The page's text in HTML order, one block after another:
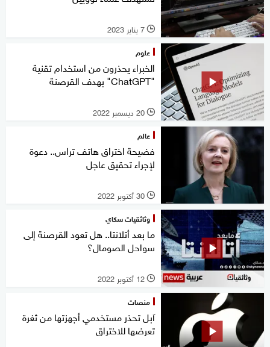
l 7 يناير 2023
علوم
الخبراء يحذرون من استخدام تقنية
"ChatGPT" بهدف القرصنة
l 20 ديسمبر 2022
عالم
فضيحة اختراق هاتف تراس.. دعوة
لإجراء تحقيق عاجل
l 30 أكتوبر 2022
وثائقيات سكاي
ما بعد أتلانتا.. هل تعود القرصنة إلى
سواحل الصومال؟
l 12 أكتوبر 2022
منصات
آبل تحذر مستخدمي أجهزتها من ثغرة
تعرضها للاختراق